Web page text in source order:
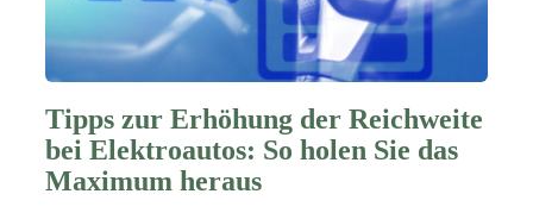
Tipps zur Erhöhung der Reichweite
bei Elektroautos: So holen Sie das
Maximum heraus